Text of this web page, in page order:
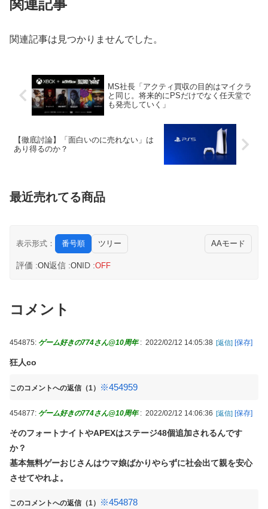
橋下徹＆古市憲寿、中居正広問題でフジ第三者委員会を批判
【動画】ルビィちゃん、浜田雅功に首を絞められたせいで段々お
かしな仕事が増える
【画像】みいちゃんと山田さん、日本の警察なめすぎで炎上ｗｗ
ｗｗwｗｗｗｗｗｗｗｗｗ
【画像】ADHDとの旅行、大変すぎておわるwwwwww
るwwwwwwwwwwww
wwwwwwwwwwwwwwwwwwww
【画像】 キャミイの18万円の最新フィギュア、ガチで作り込みが
エグすぎる
【画像】グラドル中村静香、ブラ姿の乳で女の色気全開
ｗｗｗ
【画像】セブンイレブンのバイト「AIにちいかわの画像を食わせ
うw w w w w
政府、自衛隊の指揮統制に国産AI導入へｗｗｗ「新しい戦い方」
住宅街の隣に巨大データセンター爆誕。三井不動産「排熱？低周
波音？データはまだ出せません」住民ブチギレ
最近のスマスロって4号機の島唄みたいだよね…吸い込んでる台
に期待値溜まってる
【画像あり】お前らはこの「ラーメン+半チャーハン+餃子」にい
【悲報】ハザード焚いて路肩に止めてたロードスター、直線道路
【悲報】「災害時はイオンへ避難」が前提だった自治体、不安の
だ！」と抗議
橋下徹＆古市憲寿、中居正広問題でフジ第三者委員会を批判
住宅街の隣に巨大データセンター爆誕。三井不動産「排熱？低周
【戦慄】中学生男女、自然の家でやらかす…
【動画】大阪のゲリラ豪雨を生駒山の山頂から撮影したビデオが
最近のスマスロって4号機の島唄みたいだよね…吸い込んでる台
くら払える？ｗｗｗｗｗ
「これやってるだろ」朝一の抽選で天文学的確率が発生！？並ん
だ人とその前後で連番が出てしまう…
【悲報】 国土交通省さん気が狂ってしまうｗｗｗｗｗｗ
てしまう。
【超絶悲報】東科大医学部卒の美人YouTuberさん、直美でコメ
子食べられるもんね」絶望する私に言い放った。その後、夫に話
【画像】 おま●このプラモ、工●チすぎるｗｗｗｗｗｗｗｗｗｗ
原菜乃華、長岡花火に負けない“浴衣姿”！透明感がヤバい「とび
きりに綺麗です…！」【画像】
てしまう・・・（動画）
関連記事
関連記事は見つかりませんでした。
MS社長「アクティ買収の目的はマイクラ
と同じ。将来的にPSだけでなく任天堂で
も発売していく」
【徹底討論】「面白いのに売れない」は
あり得るのか？
最近売れてる商品
表示形式： 番号順 ツリー AAモード
評価 :ON返信 :ONID :OFF
コメント
454875: ゲーム好きの774さん@10周年 : 2022/02/12 14:05:38 [返信] [保存]
狂人co
このコメントへの返信（1） ※454959
454877: ゲーム好きの774さん@10周年 : 2022/02/12 14:06:36 [返信] [保存]
そのフォートナイトやAPEXはステージ48個追加されるんです
か？
基本無料ゲーおじさんはウマ娘ばかりやらずに社会出て親を安心
させてやれよ。
このコメントへの返信（1） ※454878